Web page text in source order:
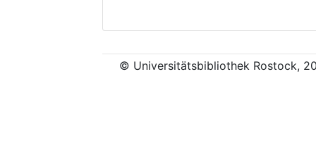
© Universitätsbibliothek Rostock,